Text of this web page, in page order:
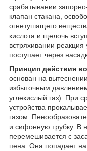
срабатывании
клапан стакана,
огнетушащего
кислота и щелочь
встряхивании
поступает через
Принцип действия
основан на
избыточным
углекислый газ). При
устройства
газом.
и сифонную трубку. В
перемешивается с
пена. Она попадает